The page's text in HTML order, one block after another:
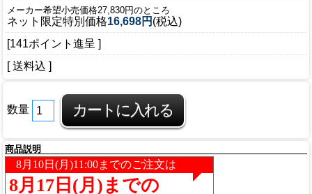
メーカー希望小売価格27,830円のところ
ネット限定特別価格16,698円 (税込)
[141ポイント進呈 ]
[ 送料込 ]
数量
商品説明